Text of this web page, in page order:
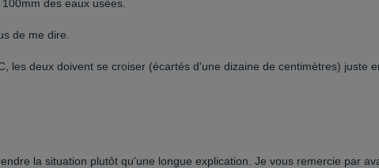
des eaux usées.
de me dire.
les deux doivent se croiser (écartés d'une dizaine de centimètres) juste
la situation plutôt qu'une longue explication. Je vous remercie par